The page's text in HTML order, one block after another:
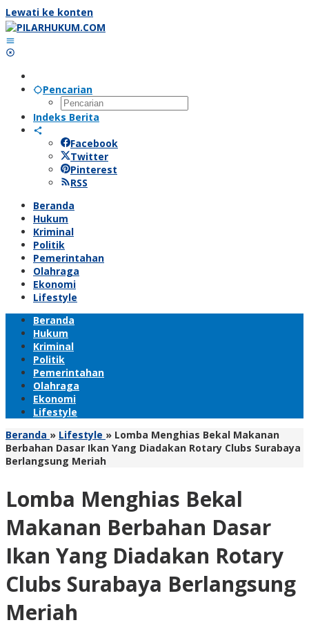
Lewati ke konten
Pencarian
Indeks Berita
Facebook
Twitter
Pinterest
RSS
Beranda
Hukum
Kriminal
Politik
Pemerintahan
Olahraga
Ekonomi
Lifestyle
Beranda
Hukum
Kriminal
Politik
Pemerintahan
Olahraga
Ekonomi
Lifestyle
Beranda » Lifestyle » Lomba Menghias Bekal Makanan
Berbahan Dasar Ikan Yang Diadakan Rotary Clubs Surabaya
Berlangsung Meriah
Lomba Menghias Bekal
Makanan Berbahan Dasar
Ikan Yang Diadakan Rotary
Clubs Surabaya Berlangsung
Meriah